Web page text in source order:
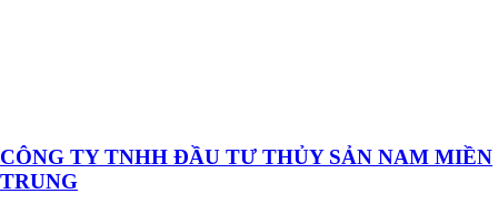
CÔNG TY TNHH ĐẦU TƯ THỦY SẢN NAM MIỀN
TRUNG